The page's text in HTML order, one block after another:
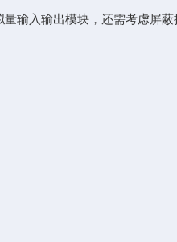
入输出模块，还需考虑屏蔽